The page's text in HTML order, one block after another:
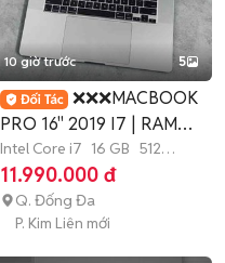
10 giờ trước 5
❌❌❌MACBOOK
PRO 16" 2019 I7 | RAM
16GB | SSD 512G
Intel Core i7 16 GB 512
GB
SSD
11.990.000 đ
Q. Đống Đa
P. Kim Liên mới